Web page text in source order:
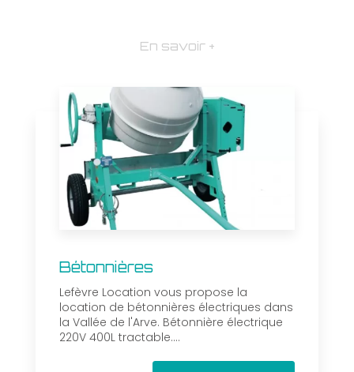
En savoir +
Bétonnières
Lefèvre Location vous propose la
location de bétonnières électriques dans
la Vallée de l'Arve. Bétonnière électrique
220V 400L tractable....